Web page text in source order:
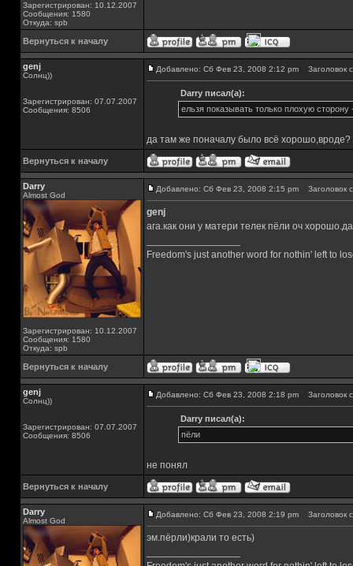
Зарегистрирован: 10.12.2007
Сообщения: 1580
Откуда: spb
Вернуться к началу
genj
Солнц))
Зарегистрирован: 07.07.2007
Сообщения: 8506
Добавлено: Сб Фев 23, 2008 2:12 pm Заголовок
Darry писал(а):
ельзя показывать только плохую сторону
да там же поначалу было всё хорошо,вроде?
Вернуться к началу
Darry
Almost God
Зарегистрирован: 10.12.2007
Сообщения: 1580
Откуда: spb
Добавлено: Сб Фев 23, 2008 2:15 pm Заголовок
genj
ага.как они у матери телек пёли оч
Freedom's just another word for nothin' left to
Вернуться к началу
genj
Солнц))
Зарегистрирован: 07.07.2007
Сообщения: 8506
Добавлено: Сб Фев 23, 2008 2:18 pm Заголовок
Darry писал(а):
пёли
не понял
Вернуться к началу
Darry
Almost God
Добавлено: Сб Фев 23, 2008 2:19 pm Заголовок
эм.пёрли)крали то есть)